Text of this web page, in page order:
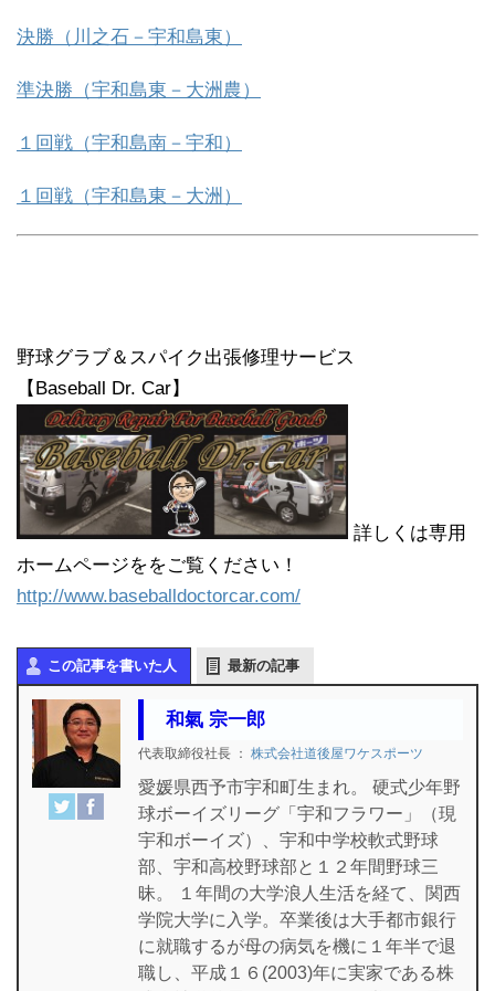
決勝（川之石－宇和島東）
準決勝（宇和島東－大洲農）
１回戦（宇和島南－宇和）
１回戦（宇和島東－大洲）
野球グラブ＆スパイク出張修理サービス
【Baseball Dr. Car】
詳しくは専用
ホームページををご覧ください！
http://www.baseballdoctorcar.com/
この記事を書いた人 最新の記事
和氣 宗一郎
代表取締役社長 ： 株式会社道後屋ワケスポーツ
愛媛県西予市宇和町生まれ。 硬式少年野
球ボーイズリーグ「宇和フラワー」（現
宇和ボーイズ）、宇和中学校軟式野球
部、宇和高校野球部と１２年間野球三
昧。 １年間の大学浪人生活を経て、関西
学院大学に入学。卒業後は大手都市銀行
に就職するが母の病気を機に１年半で退
職し、平成１６(2003)年に実家である株